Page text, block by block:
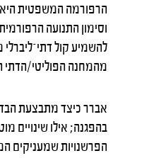
הרפורמה המשפטית היא
וסימון התנועה
להשמיע קול
מהמחנה הפוליטי/הדתי
אברר כיצד מתבצעת
בהפגנה; אילו שינויים
הפרשנויות שמעניקים